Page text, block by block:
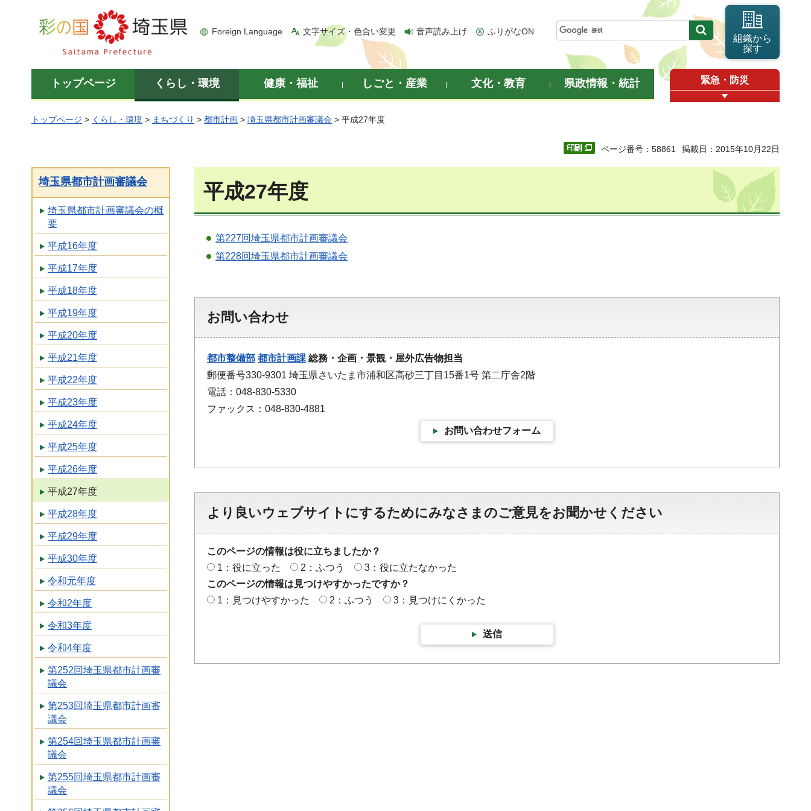
彩の国 埼玉県
Foreign Language 文字サイズ・色合い変更 音声読み上げ ふりがなON
組織から
探す
トップページ くらし・環境 健康・福祉 しごと・産業 文化・教育 県政情報・統計 緊急・防災
トップページ > くらし・環境 > まちづくり > 都市計画 > 埼玉県都市計画審議会 > 平成27年度
ページ番号：58861 掲載日：2015年10月22日
埼玉県都市計画審議会
埼玉県都市計画審議会の概
要
平成16年度
平成17年度
平成18年度
平成19年度
平成20年度
平成21年度
平成22年度
平成23年度
平成24年度
平成25年度
平成26年度
平成27年度
平成28年度
平成29年度
平成30年度
令和元年度
令和2年度
令和3年度
令和4年度
第252回埼玉県都市計画審
議会
第253回埼玉県都市計画審
議会
第254回埼玉県都市計画審
議会
第255回埼玉県都市計画審
議会
平成27年度
第227回埼玉県都市計画審議会
第228回埼玉県都市計画審議会
お問い合わせ
都市整備部 都市計画課 総務・企画・景観・屋外広告物担当
郵便番号330-9301 埼玉県さいたま市浦和区高砂三丁目15番1号 第二庁舎2階
電話：048-830-5330
ファックス：048-830-4881
お問い合わせフォーム
より良いウェブサイトにするためにみなさまのご意見をお聞かせください
このページの情報は役に立ちましたか？
1：役に立った
2：ふつう
3：役に立たなかった
このページの情報は見つけやすかったですか？
1：見つけやすかった
2：ふつう 3：見つけにくかった
送信